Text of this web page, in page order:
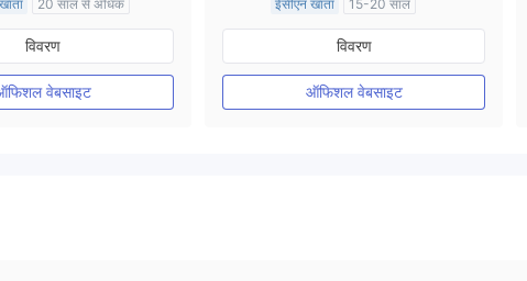
20 साल से अधिक
विनियमन
मेकिंग (एमएम)
MT4
विवरण
वेबसाइट
ईसीएन खाता
15-20 साल
ऑस्ट्रेलिया विनियमन
मार्केट मेकिंग (एमएम)
मुख्य-लेबल MT4
विवरण
ऑफिशल वेबसाइट